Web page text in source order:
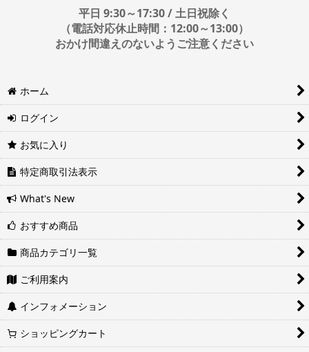
時間指定は下記の通りです。
日時指定は4日後以降の指定となります。それ以前の日時指定をご希
望の場合は備考欄に記入をお願いします。
■地域ごとの最短配達日時について
い。
ヤマト運輸サービスレベル一覧表(PDF)
西濃運輸サービスレベル一覧表(PDF)
平日 9:30～17:30 / 土日祝除く
（電話対応休止時間：12:00～13:00）
おかけ間違えのないようご注意ください
ホーム
ログイン
お気に入り
特定商取引法表示
What's New
おすすめ商品
商品カテゴリ一覧
ご利用案内
インフォメーション
ショッピングカート